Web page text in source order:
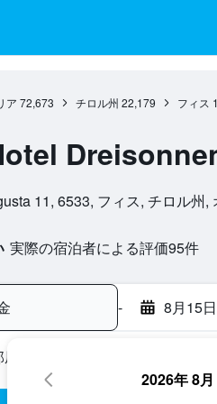
ア 72,673 チロル州 22,179 フィス
11, 6533, フィス, チロル州,
実際の宿泊者による評価95​件
- 8月15
2026年 8月